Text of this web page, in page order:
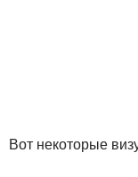
Вот некоторые